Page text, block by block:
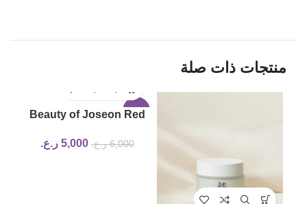
منتجات ذات صلة
-17%
Beauty of Joseon Red
6,000 ر.ع. 5,000 ر.ع.